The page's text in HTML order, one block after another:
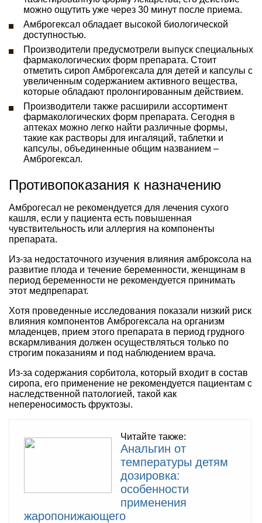
можно ощутить уже через 30 минут после приема.
Амброгексал обладает высокой биологической
доступностью.
Производители предусмотрели выпуск специальных
фармакологических форм препарата. Стоит
отметить сироп Амброгексала для детей и капсулы с
увеличенным содержанием активного вещества,
которые обладают пролонгированным действием.
Производители также расширили ассортимент
фармакологических форм препарата. Сегодня в
аптеках можно легко найти различные формы,
такие как растворы для ингаляций, таблетки и
капсулы, объединенные общим названием –
Амброгексал.
Противопоказания к назначению
Амброгесал не рекомендуется для лечения сухого
кашля, если у пациента есть повышенная
чувствительность или аллергия на компоненты
препарата.
Из-за недостаточного изучения влияния амброксола на
развитие плода и течение беременности, женщинам в
период беременности не рекомендуется принимать
этот медпрепарат.
Хотя проведенные исследования показали низкий риск
влияния компонентов Амброгексала на организм
младенцев, прием этого препарата в период грудного
вскармливания должен осуществляться только по
строгим показаниям и под наблюдением врача.
Из-за содержания сорбитола, который входит в состав
сиропа, его применение не рекомендуется пациентам с
наследственной патологией, такой как
непереносимость фруктозы.
Читайте также:
Анальгин от
температуры детям
дозировка:
особенности
применения
жаропонижающего